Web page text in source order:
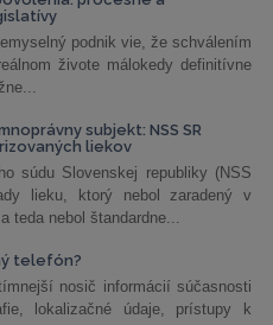
podnik vie, že schválením
živote málokedy definitívne
subjekt: NSS SR
liekov
súdu Slovenskej republiky (NSS
lieku, ktorý nebol zaradený v
teda nebol štandardne...
telefón?
nosič informácií súčasnosti
lokalizačné údaje, prístupy k